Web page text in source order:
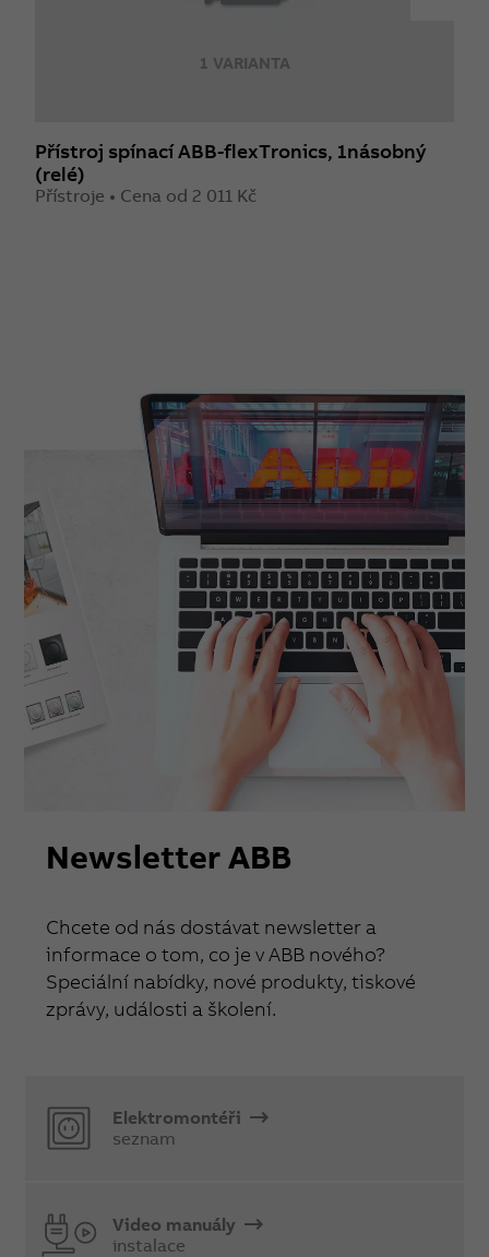
1 VARIANTA
Přístroj spínací ABB-flexTronics, 1násobný
(relé)
Přístroje • Cena od 2 011 Kč
Newsletter ABB
Chcete od nás dostávat newsletter a
informace o tom, co je v ABB nového?
Speciální nabídky, nové produkty, tiskové
zprávy, události a školení.
Elektromontéři
seznam
Video manuály
instalace